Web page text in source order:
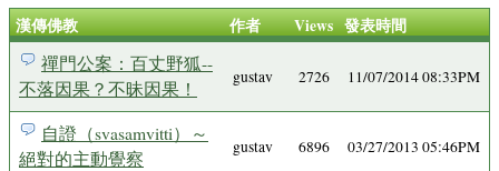
漢傳佛教 作者 Views 發表時間
禪門公案：百丈野狐--
不落因果？不昧因果！
gustav 2726 11/07/2014 08:33PM
自證（svasamvitti）～
絕對的主動覺察
gustav 6896 03/27/2013 05:46PM